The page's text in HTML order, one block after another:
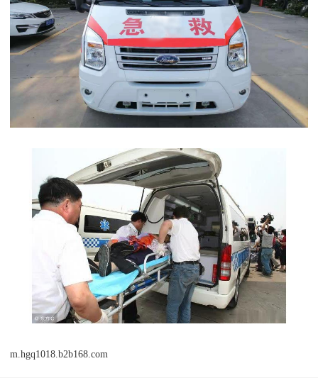
m.hgq1018.b2b168.com